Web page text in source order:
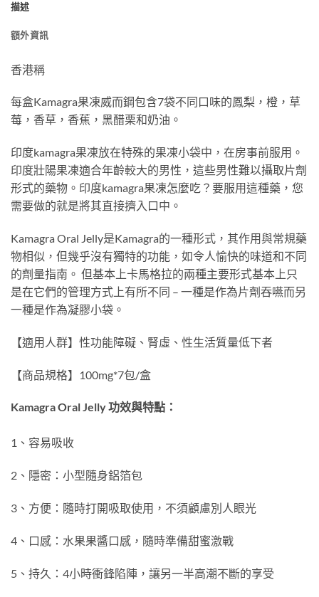
描述
額外資訊
香港稱
每盒Kamagra果凍威而鋼包含7袋不同口味的鳳梨，橙，草
莓，香草，香蕉，黑醋栗和奶油。
印度kamagra果凍放在特殊的果凍小袋中，在房事前服用。
印度壯陽果凍適合年齡較大的男性，這些男性難以攝取片劑
形式的藥物。印度kamagra果凍怎麼吃？要服用這種藥，您
需要做的就是將其直接擠入口中。
Kamagra Oral Jelly是Kamagra的一種形式，其作用與常規藥
物相似，但幾乎沒有獨特的功能，如令人愉快的味道和不同
的劑量指南。 但基本上卡馬格拉的兩種主要形式基本上只
是在它們的管理方式上有所不同 – 一種是作為片劑吞嚥而另
一種是作為凝膠小袋。
【適用人群】性功能障礙、腎虛、性生活質量低下者
【商品規格】100mg*7包/盒
Kamagra Oral Jelly 功效與特點：
1、容易吸收
2、隱密：小型隨身鋁箔包
3、方便：隨時打開吸取使用，不須顧慮別人眼光
4、口感：水果果醬口感，隨時準備甜蜜激戰
5、持久：4小時衝鋒陷陣，讓另一半高潮不斷的享受